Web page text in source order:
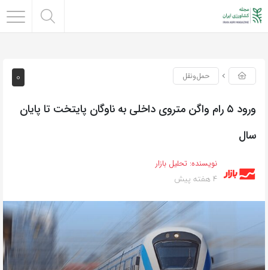
0 حمل‌و‌نقل
ورود ۵ رام واگن متروی داخلی به ناوگان پایتخت تا پایان
سال
نویسنده: تحلیل بازار
4 هفته پیش